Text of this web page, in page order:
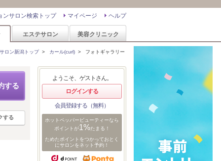
ヘルプ
マイページ
ンサロン検索トップ
エステサロン 美容クリニック
ロン新潟トップ> カール(curl) > フォトギャラリー
する
する
ようこそ、ゲストさん。
ログインする
会員登録する（無料）
ホットペッパービューティーなら
ポイントが1%たまる！
ためたポイントをつかっておとく
にサロンをネット予約！